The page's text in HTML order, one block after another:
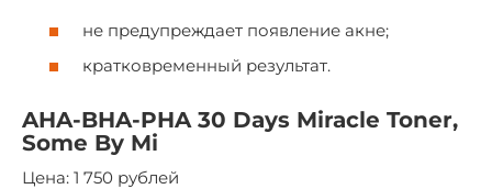
не предупреждает появление акне;
кратковременный результат.
AHA-BHA-PHA 30 Days Miracle Toner,
Some By Mi
Цена: 1 750 рублей